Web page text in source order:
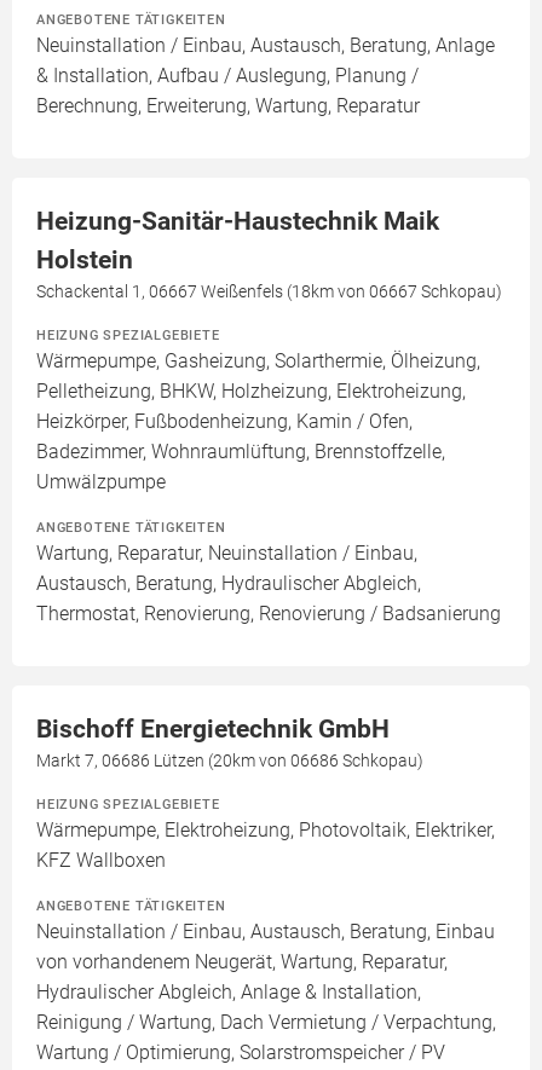
ANGEBOTENE TÄTIGKEITEN
Neuinstallation / Einbau, Austausch, Beratung, Anlage
& Installation, Aufbau / Auslegung, Planung /
Berechnung, Erweiterung, Wartung, Reparatur
Heizung-Sanitär-Haustechnik Maik
Holstein
Schackental 1, 06667 Weißenfels (18km von 06667 Schkopau)
HEIZUNG SPEZIALGEBIETE
Wärmepumpe, Gasheizung, Solarthermie, Ölheizung,
Pelletheizung, BHKW, Holzheizung, Elektroheizung,
Heizkörper, Fußbodenheizung, Kamin / Ofen,
Badezimmer, Wohnraumlüftung, Brennstoffzelle,
Umwälzpumpe
ANGEBOTENE TÄTIGKEITEN
Wartung, Reparatur, Neuinstallation / Einbau,
Austausch, Beratung, Hydraulischer Abgleich,
Thermostat, Renovierung, Renovierung / Badsanierung
Bischoff Energietechnik GmbH
Markt 7, 06686 Lützen (20km von 06686 Schkopau)
HEIZUNG SPEZIALGEBIETE
Wärmepumpe, Elektroheizung, Photovoltaik, Elektriker,
KFZ Wallboxen
ANGEBOTENE TÄTIGKEITEN
Neuinstallation / Einbau, Austausch, Beratung, Einbau
von vorhandenem Neugerät, Wartung, Reparatur,
Hydraulischer Abgleich, Anlage & Installation,
Reinigung / Wartung, Dach Vermietung / Verpachtung,
Wartung / Optimierung, Solarstromspeicher / PV